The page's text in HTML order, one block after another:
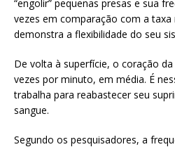
“engolir” pequenas presas e sua
vezes em comparação com a taxa
demonstra a flexibilidade do seu
De volta à superfície, o coração
vezes por minuto, em média. É
trabalha para reabastecer seu
sangue.
Segundo os pesquisadores, a